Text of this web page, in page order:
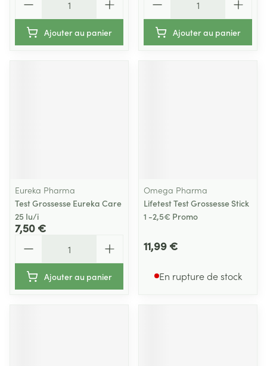
Ajouter au panier Ajouter au panier
Eureka Pharma
Test Grossesse Eureka Care
25 Iu/i
7,50 €
Ajouter au panier
Omega Pharma
Lifetest Test Grossesse Stick
1 -2,5€ Promo
11,99 €
En rupture de stock